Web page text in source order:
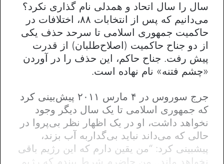
سال را سال اتحاد و همدلی نام گذاری نکرد؟
می‌دانیم که پس از انتخابات ۸۸، اختلافات در
حاکمیت جمهوری اسلامی تا سرحد حذف یکی
از دو جناح حاکمیت (اصلاح‌طلبان) از قدرت
پیش رفت. جناح حاکم، این حذف را در آوردن
«چشم فتنه» نام نهاده است.
جرج سوروس در ۴ مارس ۲۰۱۱ پیش‌بینی کرد
که جمهوری اسلامی تا یک سال دیگر وجود
نخواهد داشت، او در یک اظهار نظر بی‌پروا در
حالی که می‌داند نباید بی‌گداربه آب بزند،
پیشبینی‌ کرد: “من یقین دارم که این رژیم باقی
نخواهد ماند…من حاضرم شرط ببندم که رژیم